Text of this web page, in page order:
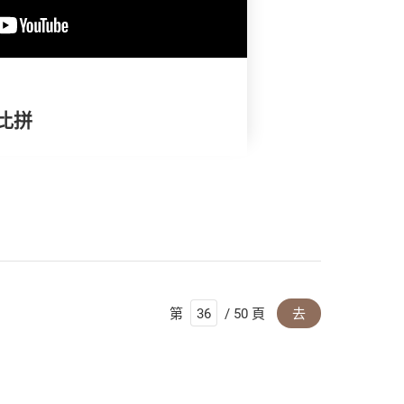
拼
第 / 50 頁 去